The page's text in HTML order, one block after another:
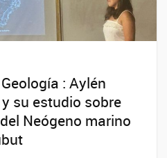
: Aylén
su estudio sobre
Neógeno marino